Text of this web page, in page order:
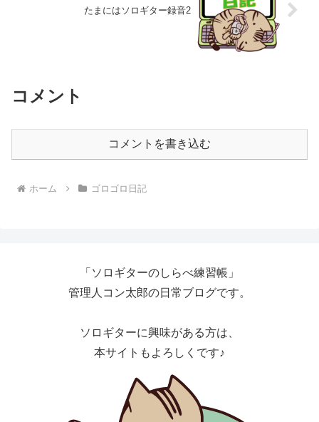
たまにはソロギター録音2
コメント
コメントを書き込む
ホーム ゴロゴロ日記
「ソロギターのしらべ練習帳」
管理人コン太郎の日常ブログです。
ソロギターに興味がある方は、
本サイトもよろしくです♪